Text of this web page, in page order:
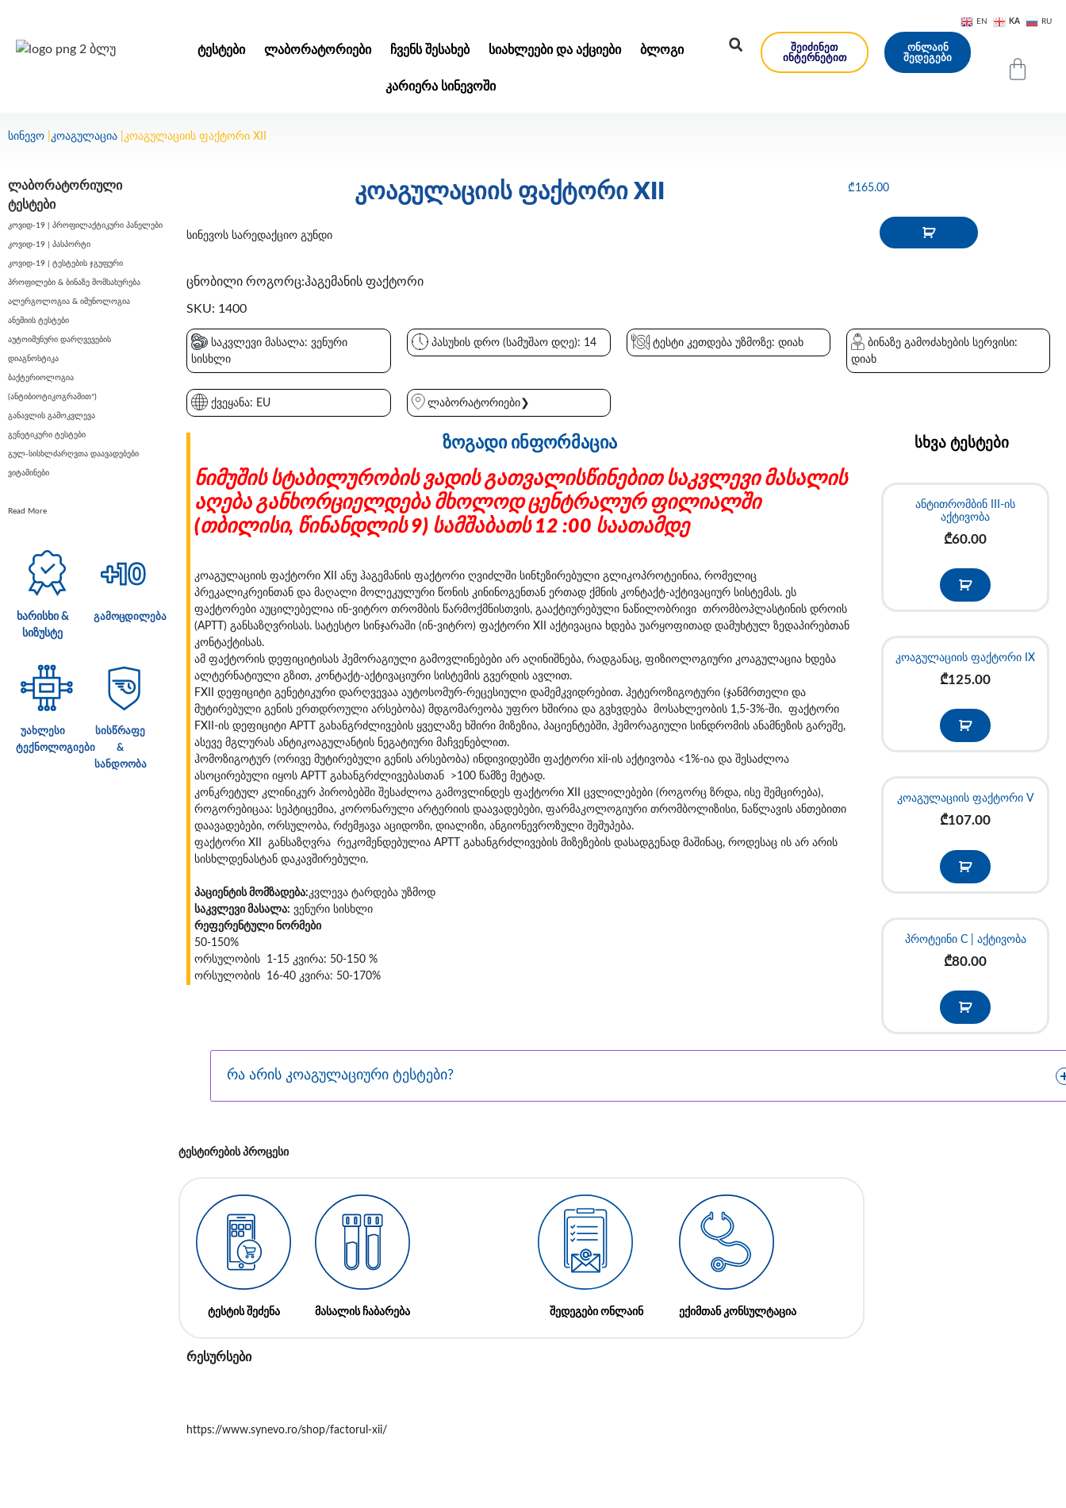
ᲢᲔᲡᲢᲔᲑᲘ ᲚᲐᲑᲝᲠᲐᲢᲝᲠᲘᲔᲑᲘ ᲩᲕᲔᲜᲡ ᲨᲔᲡᲐᲮᲔᲑ ᲡᲘᲐᲮᲚᲔᲔᲑᲘ ᲓᲐ ᲐᲥᲪᲘᲔᲑᲘ ᲑᲚᲝᲒᲘ
ᲙᲐᲠᲘᲔᲠᲐ ᲡᲘᲜᲔᲕᲝᲨᲘ
ᲨᲔᲘᲫᲘᲜᲔᲗ
ᲘᲜᲢᲔᲠᲜᲔᲢᲘᲗ
ᲝᲜᲚᲐᲘᲜ
ᲨᲔᲓᲔᲒᲔᲑᲘ
სინევო კოაგულაცია კოაგულაციის ფაქტორი XII
ლაბორატორიული
ტესტები
კოვიდ-19 | პროფილაქტიკური პანელები
კოვიდ-19 | პასპორტი
კოვიდ-19 | ტესტების ჯგუფური
პროფილები & ბინაზე მომსახურება
ალერგოლოგია & იმუნოლოგია
ანემიის ტესტები
აუტოიმუნური დარღვევების
დიაგნოსტიკა
ბაქტერიოლოგია
(ანტიბიოტიკოგრამით*)
განავლის გამოკვლევა
გენეტიკური ტესტები
გულ-სისხლძარღვთა დაავადებები
ვიტამინები
Read More
ხარისხი &
სიზუსტე
გამოცდილება
უახლესი
ტექნოლოგიები
სისწრაფე
&
სანდოობა
კოაგულაციის ფაქტორი XII
სინევოს სარედაქციო გუნდი
ცნობილი როგორც:ჰაგემანის ფაქტორი
SKU: 1400
₾165.00
საკვლევი მასალა: ვენური
სისხლი
პასუხის დრო (სამუშაო დღე): 14 ტესტი კეთდება უზმოზე: დიახ
ბინაზე გამოძახების სერვისი:
დიახ
ქვეყანა: EU ლაბორატორიები❯
ზოგადი ინფორმაცია
ნიმუშის სტაბილურობის ვადის გათვალისწინებით საკვლევი მასალის
აღება განხორციელდება მხოლოდ ცენტრალურ ფილიალში
(თბილისი, წინანდლის 9) სამშაბათს 12 :00 საათამდე
კოაგულაციის ფაქტორი XII ანუ ჰაგემანის ფაქტორი ღვიძლში სინtეზირებული გლიკოპროტეინია, რომელიც
პრეკალიკრეინთან და მაღალი მოლეკულური წონის კინინოგენთან ერთად ქმნის კონტაქტ-აქტივაციურ სისტემას. ეს
ფაქტორები აუცილებელია ინ-ვიტრო თრომბის წარმოქმნისთვის, გააქტიურებული ნაწილობრივი თრომბოპლასტინის დროის
(APTT) განსაზღვრისას. სატესტო სინჯარაში (ინ-ვიტრო) ფაქტორი XII აქტივაცია ხდება უარყოფითად დამუხტულ ზედაპირებთან
კონტაქტისას.
ამ ფაქტორის დეფიციტისას ჰემორაგიული გამოვლინებები არ აღინიშნება, რადგანაც, ფიზიოლოგიური კოაგულაცია ხდება
ალტერნატიული გზით, კონტაქტ-აქტივაციური სისტემის გვერდის ავლით.
FXII დეფიციტი გენეტიკური დარღვევაა აუტოსომურ-რეცესიული დამემკვიდრებით. ჰეტეროზიგოტური (ჯანმრთელი და
მუტირებული გენის ერთდროული არსებობა) მდგომარეობა უფრო ხშირია და გვხვდება მოსახლეობის 1,5-3%-ში. ფაქტორი
FXII-ის დეფიციტი APTT გახანგრძლივების ყველაზე ხშირი მიზეზია, პაციენტებში, ჰემორაგიული სინდრომის ანამნეზის გარეშე,
ასევე მგლურას ანტიკოაგულანტის ნეგატიური მაჩვენებლით.
ჰომოზიგოტურ (ორივე მუტირებული გენის არსებობა) ინდივიდებში ფაქტორი xii-ის აქტივობა <1%-ია და შესაძლოა
ასოცირებული იყოს APTT გახანგრძლივებასთან >100 წამზე მეტად.
კონკრეტულ კლინიკურ პირობებში შესაძლოა გამოვლინდეს ფაქტორი XII ცვლილებები (როგორც ზრდა, ისე შემცირება),
როგორებიცაა: სეპტიცემია, კორონარული არტერიის დაავადებები, ფარმაკოლოგიური თრომბოლიზისი, ნაწლავის ანთებითი
დაავადებები, ორსულობა, რძემჟავა აციდოზი, დიალიზი, ანგიონევროზული შეშუპება.
ფაქტორი XII განსაზღვრა რეკომენდებულია APTT გახანგრძლივების მიზეზების დასადგენად მაშინაც, როდესაც ის არ არის
სისხლდენასტან დაკავშირებული.
პაციენტის მომზადება:კვლევა ტარდება უზმოდ
საკვლევი მასალა: ვენური სისხლი
რეფერენტული ნორმები
50-150%
ორსულობის 1-15 კვირა: 50-150 %
ორსულობის 16-40 კვირა: 50-170%
სხვა ტესტები
ანტითრომბინ III-ის
აქტივობა
₾60.00
კოაგულაციის ფაქტორი IX
₾125.00
კოაგულაციის ფაქტორი V
₾107.00
პროტეინი C | აქტივობა
₾80.00
რა არის კოაგულაციური ტესტები?
ტესტირების პროცესი
ტესტის შეძენა მასალის ჩაბარება შედეგები ონლაინ ექიმთან კონსულტაცია
რესურსები
https://www.synevo.ro/shop/factorul-xii/
EN KA RU